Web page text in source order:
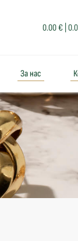
0.00 € |
За нас